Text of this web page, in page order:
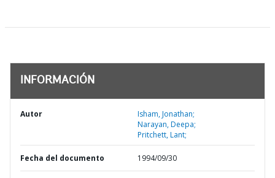
INFORMACIÓN
Autor
Isham, Jonathan;
Narayan, Deepa;
Pritchett, Lant;
Fecha del documento 1994/09/30